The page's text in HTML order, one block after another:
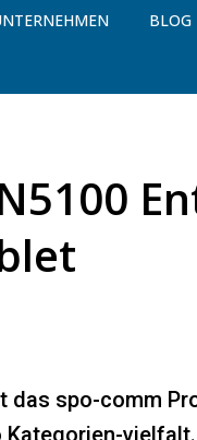
BLOG
das spo-comm
vielfalt.